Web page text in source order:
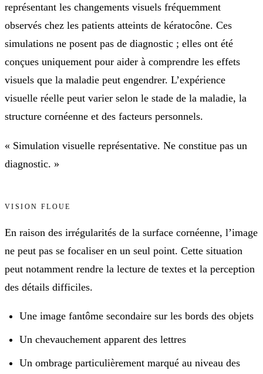
représentant les changements visuels fréquemment
observés chez les patients atteints de kératocône. Ces
simulations ne posent pas de diagnostic ; elles ont été
conçues uniquement pour aider à comprendre les effets
visuels que la maladie peut engendrer. L’expérience
visuelle réelle peut varier selon le stade de la maladie, la
structure cornéenne et des facteurs personnels.
« Simulation visuelle représentative. Ne constitue pas un
diagnostic. »
VISION FLOUE
En raison des irrégularités de la surface cornéenne, l’image
ne peut pas se focaliser en un seul point. Cette situation
peut notamment rendre la lecture de textes et la perception
des détails difficiles.
Une image fantôme secondaire sur les bords des objets
Un chevauchement apparent des lettres
Un ombrage particulièrement marqué au niveau des